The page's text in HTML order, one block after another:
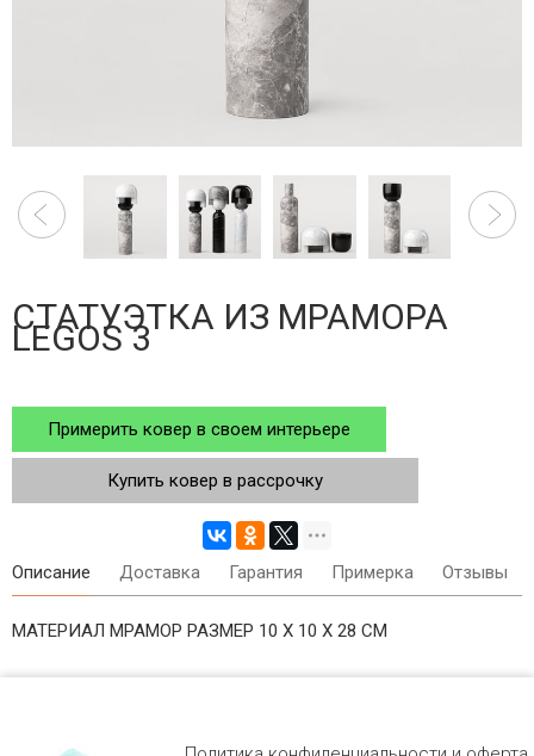
СТАТУЭТКА ИЗ МРАМОРА
LEGOS 3
Примерить ковер в своем интерьере
Купить ковер в рассрочку
Описание Доставка Гарантия Примерка Отзывы
МАТЕРИАЛ МРАМОР РАЗМЕР 10 X 10 X 28 СМ